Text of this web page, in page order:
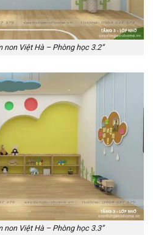
non Việt Hà – Phòng học 3.2”
non Việt Hà – Phòng học 3.3”